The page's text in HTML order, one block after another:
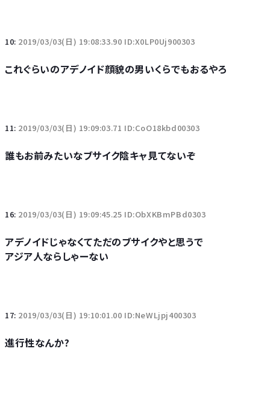
10: 2019/03/03(日) 19:08:33.90 ID:X0LP0Uj900303
これぐらいのアデノイド顔貌の男いくらでもおるやろ
11: 2019/03/03(日) 19:09:03.71 ID:CoO18kbd00303
誰もお前みたいなブサイク陰キャ見てないぞ
16: 2019/03/03(日) 19:09:45.25 ID:ObXKBmPBd0303
アデノイドじゃなくてただのブサイクやと思うで
アジア人ならしゃーない
17: 2019/03/03(日) 19:10:01.00 ID:NeWLjpj400303
進行性なんか?